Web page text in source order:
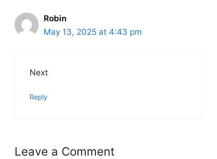
Robin
May 13, 2025 at 4:43 pm
Next
Reply
Leave a Comment